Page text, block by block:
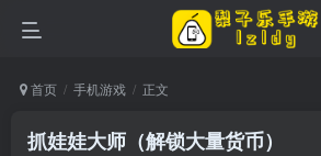
首页 手机游戏 正文
抓娃娃大师（解锁大量货币）